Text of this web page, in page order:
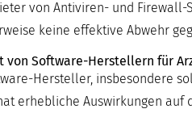
von Antiviren- und
keine effektive Abwehr
Software-Herstellern für
Hersteller, insbesondere
erhebliche Auswirkungen auf